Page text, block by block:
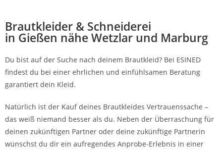
Brautkleider & Schneiderei
in Gießen nähe Wetzlar und Marburg
Du bist auf der Suche nach deinem Brautkleid? Bei ESINED
findest du bei einer ehrlichen und einfühlsamen Beratung
garantiert dein Kleid.
Natürlich ist der Kauf deines Brautkleides Vertrauenssache –
das weiß niemand besser als du. Neben der Überraschung für
deinen zukünftigen Partner oder deine zukünftige Partnerin
wünschst du dir ein aufregendes Anprobe-Erlebnis in einer